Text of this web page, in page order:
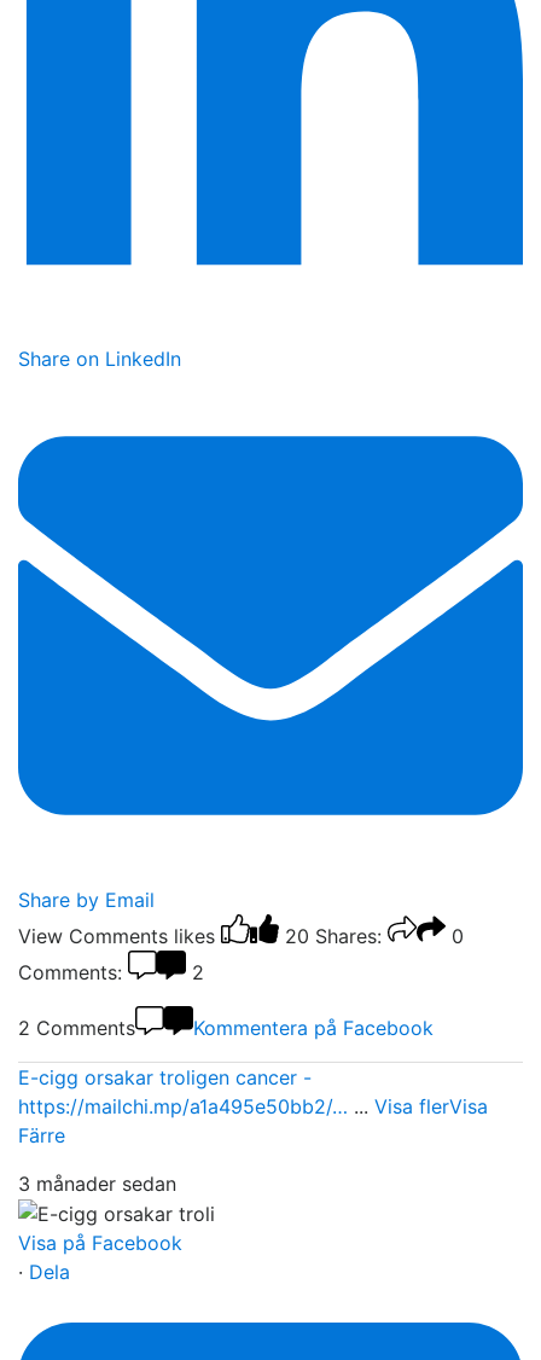
Share on LinkedIn
Share by Email
View Comments likes 20 Shares:
0
Comments:
2
2 Comments Kommentera på Facebook
E-cigg orsakar troligen cancer -
https://mailchi.mp/a1a495e50bb2/… ... Visa flerVisa
Färre
3 månader sedan
Visa på Facebook
· Dela